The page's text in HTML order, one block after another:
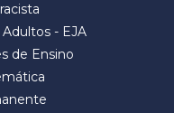
- EJA
de Ensino